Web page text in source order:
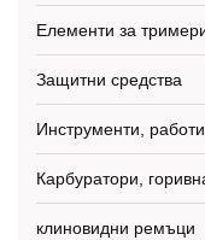
Елементи за
Защитни средства
Инструменти,
Карбуратори,
клиновидни ремъци